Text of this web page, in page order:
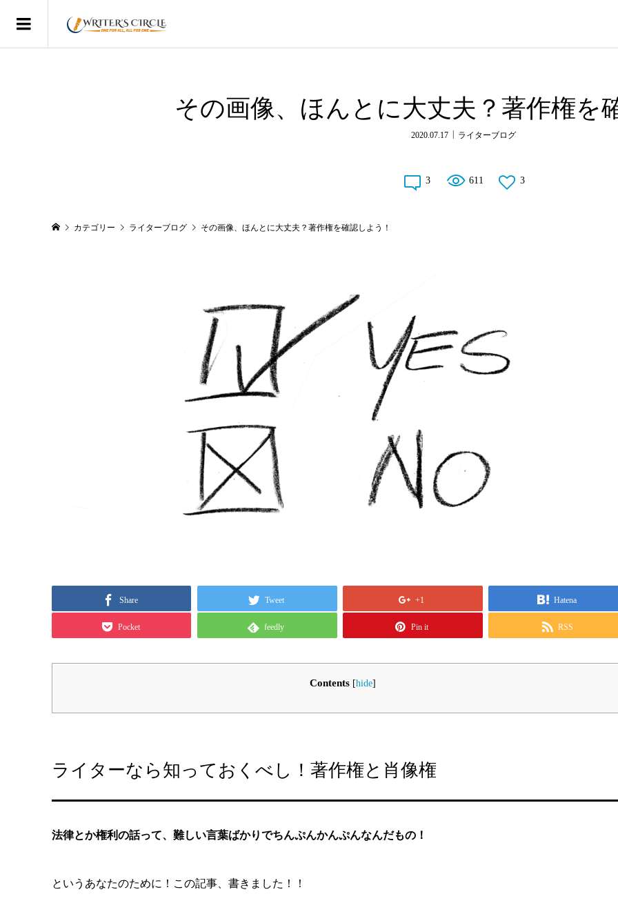
その画像、ほんとに大丈夫？著作権を
2020.07.17 ライターブログ
3 611 3
カテゴリー ライターブログ その画像、ほんとに大丈夫？著作権を確認しよう！
Share Tweet +1 Hatena
Pocket feedly Pin it RSS
Contents [hide]
ライターなら知っておくべし！著作権と肖像権
法律とか権利の話って、難しい言葉ばかりでちんぷんかんぷんなんだもの！
というあなたのために！この記事、書きました！！